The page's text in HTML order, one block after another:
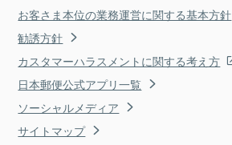
お客さま本位の業務運営に関する基本方針
勧誘方針
カスタマーハラスメントに関する考え方
日本郵便公式アプリ一覧
ソーシャルメディア
サイトマップ